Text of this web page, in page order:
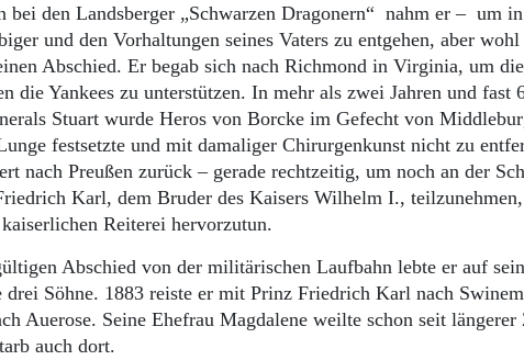
bei den Landsberger „Schwarzen Dragonern“ nahm er – um
und den Vorhaltungen seines Vaters zu entgehen, aber
Abschied. Er begab sich nach Richmond in Virginia, um
die Yankees zu unterstützen. In mehr als zwei Jahren und fast
Stuart wurde Heros von Borcke im Gefecht von
festsetzte und mit damaliger Chirurgenkunst nicht zu
nach Preußen zurück – gerade rechtzeitig, um noch an der
Karl, dem Bruder des Kaisers Wilhelm I.,
Reiterei hervorzutun.
Abschied von der militärischen Laufbahn lebte er auf
drei Söhne. 1883 reiste er mit Prinz Friedrich Karl nach
Auerose. Seine Ehefrau Magdalene weilte schon seit
auch dort.